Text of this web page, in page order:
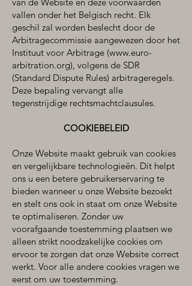
van de Website en deze voorwaarden
vallen onder het Belgisch recht. Elk
geschil zal worden beslecht door de
Arbitragecommissie aangewezen door het
Instituut voor Arbitrage (www.euro-
arbitration.org), volgens de SDR
(Standard Dispute Rules) arbitrageregels.
Deze bepaling vervangt alle
tegenstrijdige rechtsmachtclausules.
COOKIEBELEID
Onze Website maakt gebruik van cookies
en vergelijkbare technologieën. Dit helpt
ons u een betere gebruikerservaring te
bieden wanneer u onze Website bezoekt
en stelt ons ook in staat om onze Website
te optimaliseren. Zonder uw
voorafgaande toestemming plaatsen we
alleen strikt noodzakelijke cookies om
ervoor te zorgen dat onze Website correct
werkt. Voor alle andere cookies vragen we
eerst om uw toestemming.